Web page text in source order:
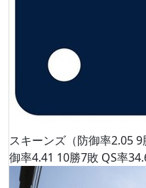
スキーンズ（防御率2.05
御率4.41 10勝7敗 QS率